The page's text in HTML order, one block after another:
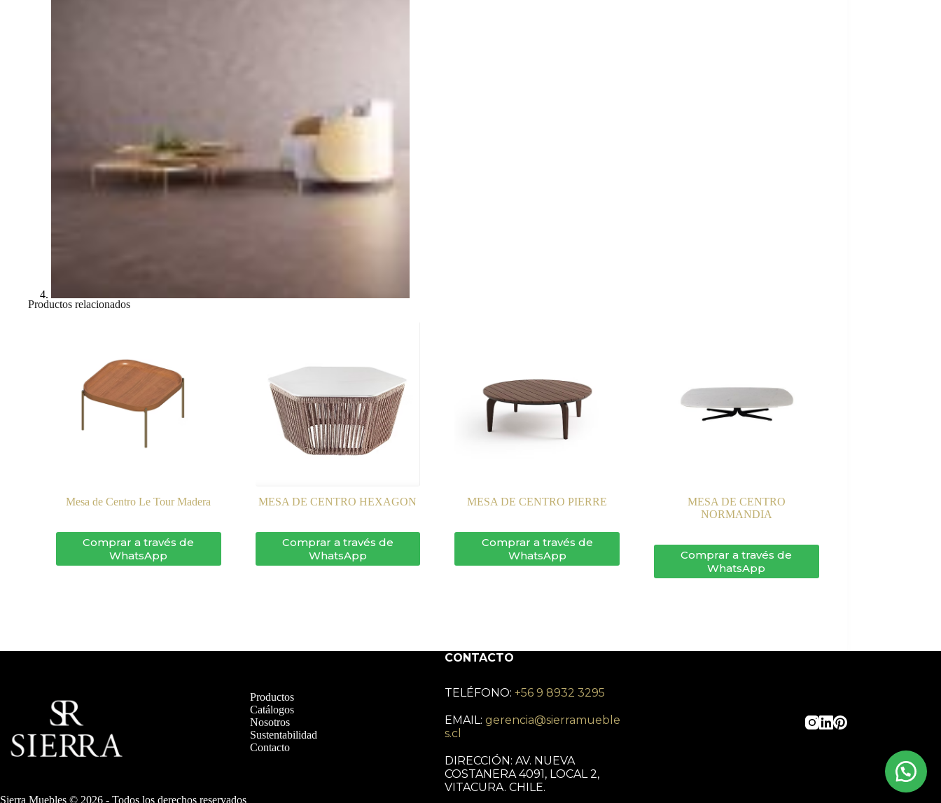
Productos relacionados
Mesa de Centro Le Tour Madera
Comprar a través de
WhatsApp
MESA DE CENTRO HEXAGON
Comprar a través de
WhatsApp
MESA DE CENTRO PIERRE
Comprar a través de
WhatsApp
MESA DE CENTRO
NORMANDIA
Comprar a través de
WhatsApp
Productos
Catálogos
Nosotros
Sustentabilidad
Contacto
CONTACTO
TELÉFONO: +56 9 8932 3295
EMAIL: gerencia@sierramueble
s.cl
DIRECCIÓN: AV. NUEVA
COSTANERA 4091, LOCAL 2,
VITACURA. CHILE.
Sierra Muebles © 2026 - Todos los derechos reservados